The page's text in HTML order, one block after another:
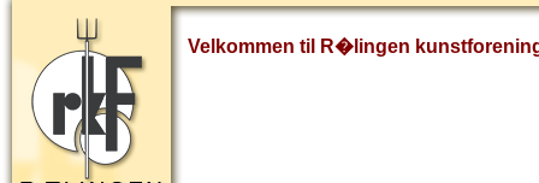
Velkommen til R�lingen